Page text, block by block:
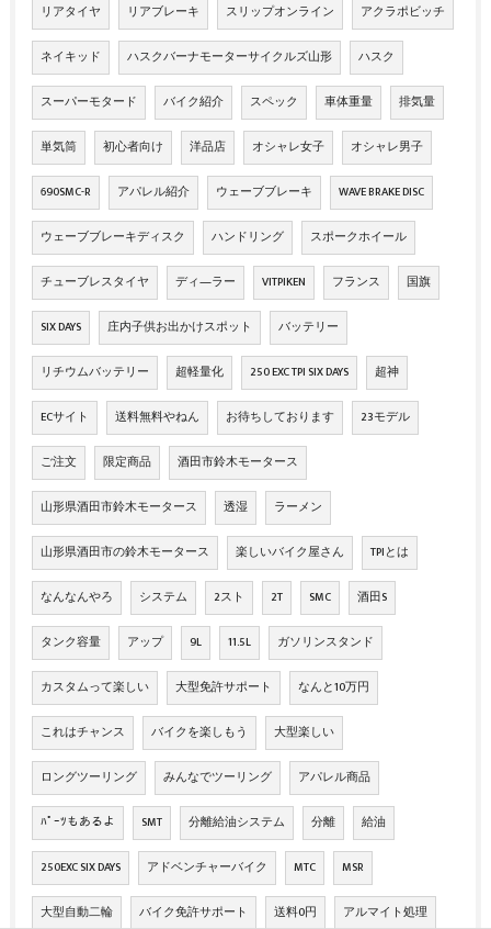
リアタイヤ リアブレーキ スリップオンライン アクラポビッチ
ネイキッド ハスクバーナモーターサイクルズ山形 ハスク
スーパーモタード バイク紹介 スペック 車体重量 排気量
単気筒 初心者向け 洋品店 オシャレ女子 オシャレ男子
690SMC-R アパレル紹介 ウェーブブレーキ WAVE BRAKE DISC
ウェーブブレーキディスク ハンドリング スポークホイール
チューブレスタイヤ ディ―ラー VITPIKEN フランス 国旗
SIX DAYS 庄内子供お出かけスポット バッテリー
リチウムバッテリー 超軽量化 250 EXC TPI SIX DAYS 超神
ECサイト 送料無料やねん お待ちしております 23モデル
ご注文 限定商品 酒田市鈴木モータース
山形県酒田市鈴木モータース 透湿 ラーメン
山形県酒田市の鈴木モータース 楽しいバイク屋さん TPIとは
なんなんやろ システム 2スト 2T SMC 酒田S
タンク容量 アップ 9L 11.5L ガソリンスタンド
カスタムって楽しい 大型免許サポート なんと10万円
これはチャンス バイクを楽しもう 大型楽しい
ロングツーリング みんなでツーリング アパレル商品
ﾊﾟｰﾂもあるよ SMT 分離給油システム 分離 給油
250EXC SIX DAYS アドベンチャーバイク MTC MSR
大型自動二輪 バイク免許サポート 送料0円 アルマイト処理